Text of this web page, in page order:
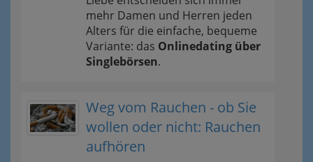
mehr Damen und Herren jeden
Alters für die einfache, bequeme
Variante: das Onlinedating über
Singlebörsen.
Weg vom Rauchen - ob Sie
wollen oder nicht: Rauchen
aufhören